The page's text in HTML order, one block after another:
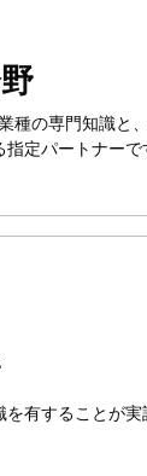
種の専門知識と
定パートナーで
有することが